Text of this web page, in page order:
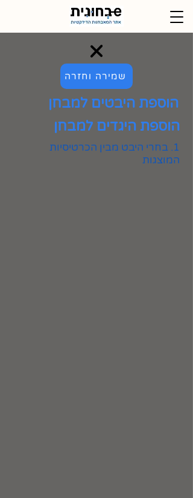
שמירה וחזרה
הוספת היבטים למבחן
הוספת היגדים למבחן
1. בחרי היבט מבין הכרטיסיות
המוצגות